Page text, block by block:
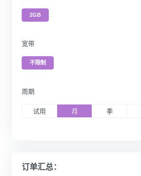
2GB
宽带
不限制
周期
试用 月 季
订单汇总：